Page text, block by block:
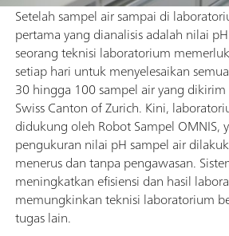
Setelah sampel air sampai di
pertama yang dianalisis adalah nilai
seorang teknisi laboratorium
setiap hari untuk menyelesaikan
30 hingga 100 sampel air yang
Swiss Canton of Zurich. Kini,
didukung oleh Robot Sampel OMNIS,
pengukuran nilai pH sampel air
menerus dan tanpa pengawasan.
meningkatkan efisiensi dan hasil
memungkinkan teknisi laboratorium
tugas lain.